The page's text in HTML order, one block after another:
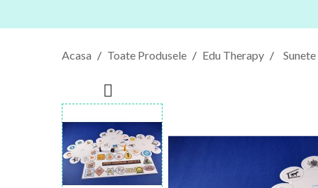
Acasa Toate Produsele Edu Therapy
